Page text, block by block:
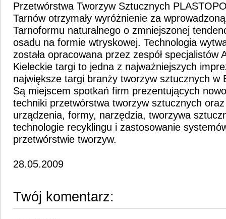
Przetwórstwa Tworzyw Sztucznych
Tarnów otrzymały wyróżnienie za
Tarnoformu naturalnego o zmniejszonej
osadu na formie wtryskowej. Technologia
została opracowana przez zespół specjalistów
Kieleckie targi to jedna z najważniejszych
największe targi branży tworzyw sztucznych w
Są miejscem spotkań firm prezentujących
techniki przetwórstwa tworzyw sztucznych
urządzenia, formy, narzędzia, tworzywa
technologie recyklingu i zastosowanie
przetwórstwie tworzyw.
28.05.2009
Twój komentarz: